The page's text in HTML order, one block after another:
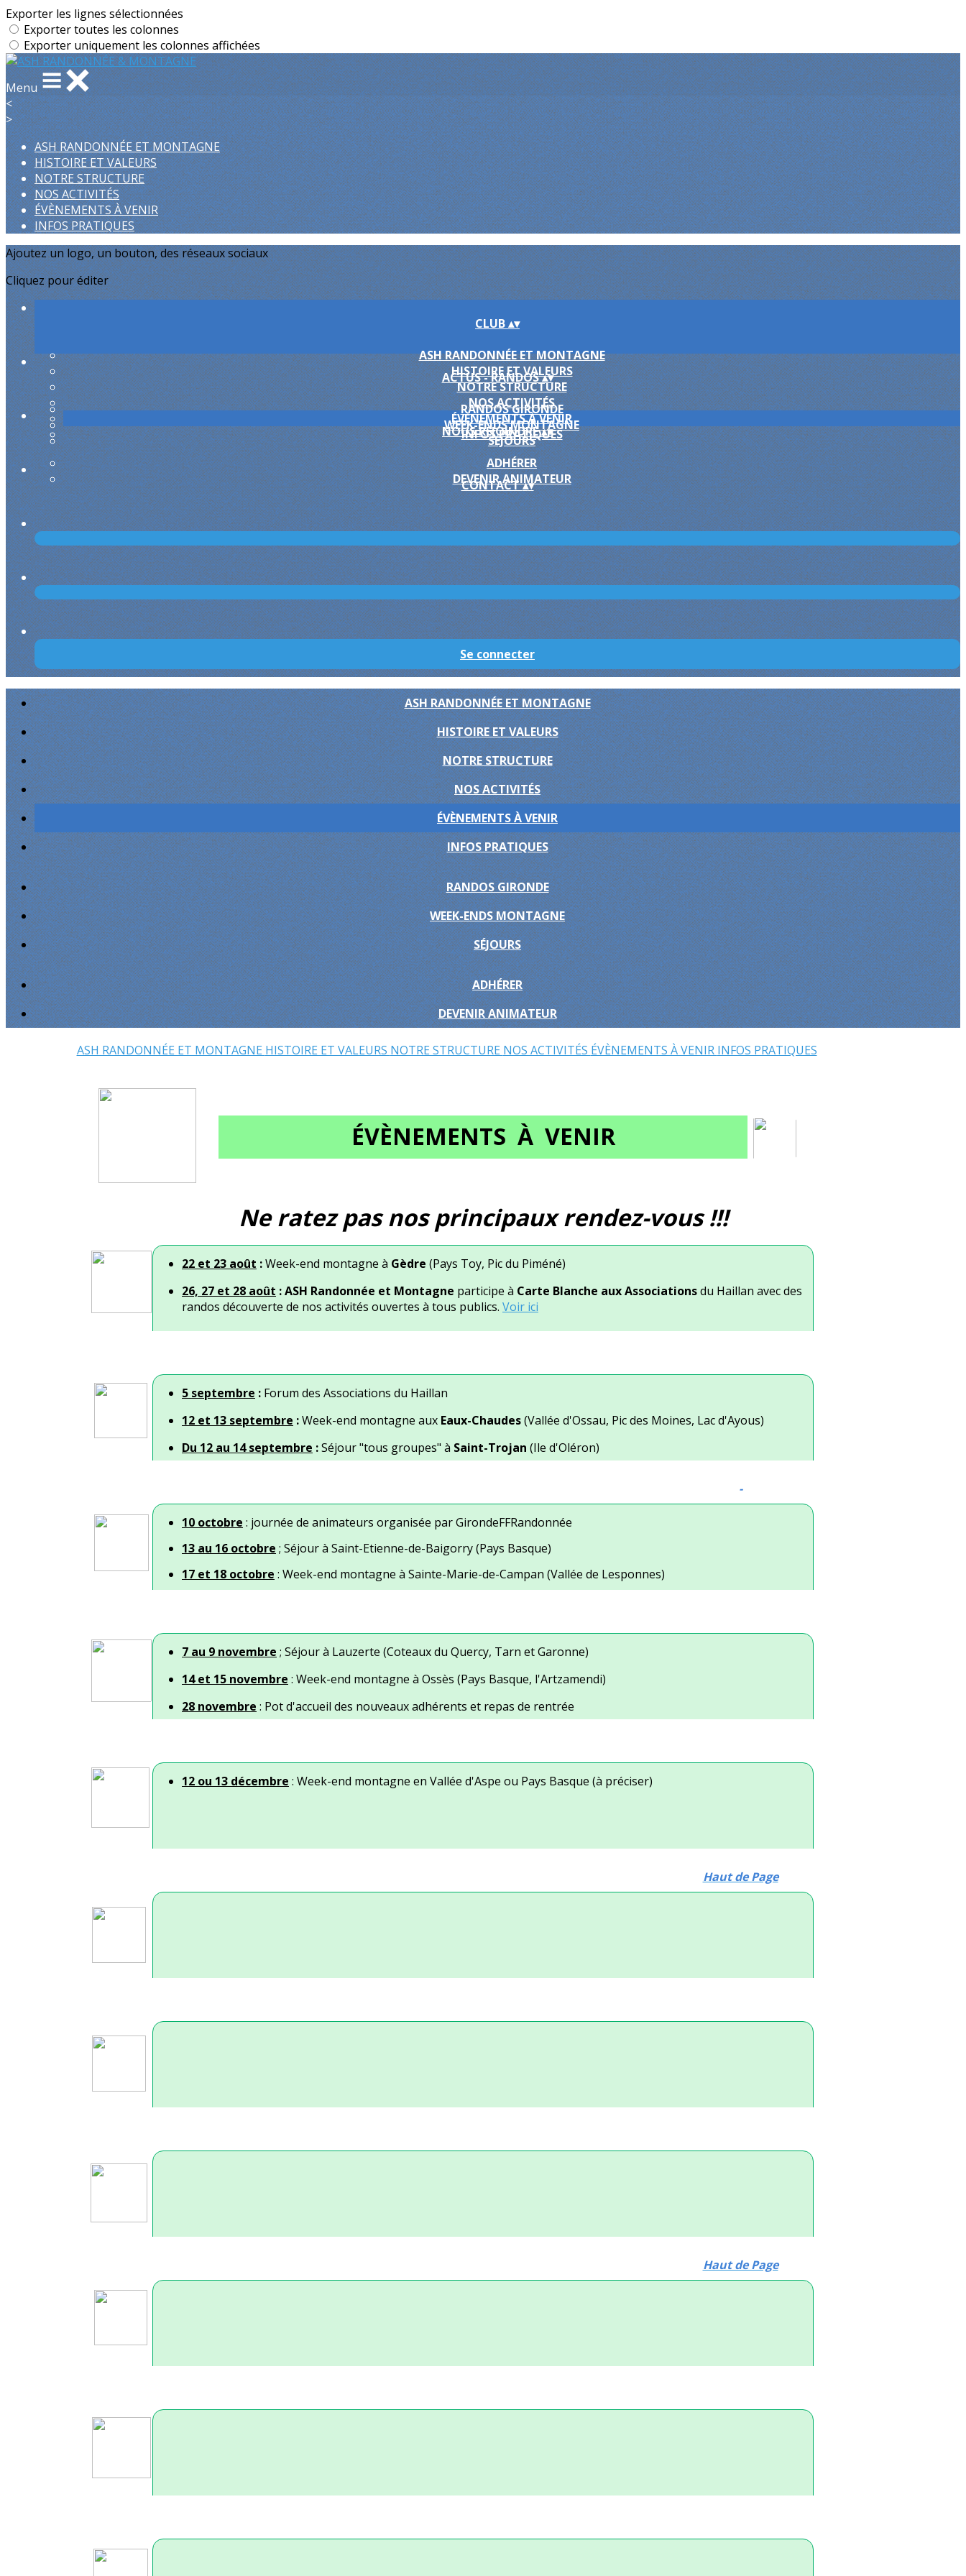
Exporter les lignes sélectionnées
Exporter toutes les colonnes
Exporter uniquement les colonnes affichées
Menu
<
>
ASH RANDONNÉE ET MONTAGNE
HISTOIRE ET VALEURS
NOTRE STRUCTURE
NOS ACTIVITÉS
ÉVÈNEMENTS À VENIR
INFOS PRATIQUES
Ajoutez un logo, un bouton, des réseaux sociaux
Cliquez pour éditer
CLUB▴▾
ASH RANDONNÉE ET MONTAGNE
HISTOIRE ET VALEURS
NOTRE STRUCTURE
NOS ACTIVITÉS
ÉVÈNEMENTS À VENIR
INFOS PRATIQUES
ACTUS - RANDOS▴▾
RANDOS GIRONDE
WEEK-ENDS MONTAGNE
SÉJOURS
NOUS REJOINDRE▴▾
ADHÉRER
DEVENIR ANIMATEUR
CONTACT▴▾
Se connecter
ASH RANDONNÉE ET MONTAGNE
HISTOIRE ET VALEURS
NOTRE STRUCTURE
NOS ACTIVITÉS
ÉVÈNEMENTS À VENIR
INFOS PRATIQUES
RANDOS GIRONDE
WEEK-ENDS MONTAGNE
SÉJOURS
ADHÉRER
DEVENIR ANIMATEUR
ASH RANDONNÉE ET MONTAGNE HISTOIRE ET VALEURS NOTRE STRUCTURE NOS ACTIVITÉS ÉVÈNEMENTS À VENIR INFOS PRATIQUES
ÉVÈNEMENTS À VENIR
Ne ratez pas nos principaux rendez-vous !!!
22 et 23 août :Week-end montagne à Gèdre (Pays Toy, Pic du Piméné)
26, 27 et 28 août : ASH Randonnée et Montagne participe à Carte Blanche aux Associationsdu Haillan avec des
randos découverte de nos activités ouvertes à tous publics. Voir ici
5 septembre : Forum des Associations du Haillan
12 et 13 septembre :Week-end montagne aux Eaux-Chaudes(Vallée d'Ossau, Pic des Moines, Lac d'Ayous)
Du 12 au 14 septembre :Séjour "tous groupes" à Saint-Trojan (Ile d'Oléron)
-
10 octobre : journée de animateurs organisée par GirondeFFRandonnée
13 au 16 octobre ; Séjour à Saint-Etienne-de-Baigorry (Pays Basque)
17 et 18 octobre : Week-end montagne à Sainte-Marie-de-Campan (Vallée de Lesponnes)
7 au 9 novembre ; Séjour à Lauzerte (Coteaux du Quercy, Tarn et Garonne)
14 et 15 novembre : Week-end montagne à Ossès (Pays Basque, l'Artzamendi)
28 novembre : Pot d'accueil des nouveaux adhérents et repas de rentrée
12 ou 13 décembre : Week-end montagne en Vallée d'Aspe ou Pays Basque (à préciser)
Haut de Page
Haut de Page